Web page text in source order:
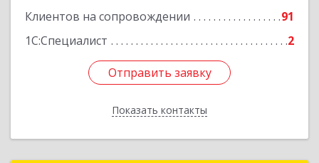
Клиентов на сопровождении
91
1С:Специалист
2
Отправить заявку
Показать контакты
Отправить заявку
Назад